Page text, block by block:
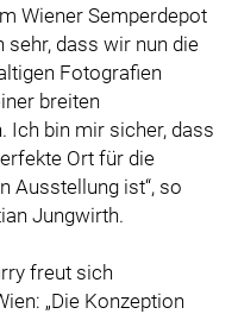
Wiener Semperdepot
sehr, dass wir nun die
Fotografien
breiten
Ich bin mir sicher, dass
Ort für die
Ausstellung ist“, so
Jungwirth.
freut sich
„Die Konzeption